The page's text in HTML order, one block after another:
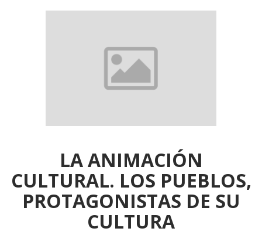
LA ANIMACIÓN
CULTURAL. LOS PUEBLOS,
PROTAGONISTAS DE SU
CULTURA